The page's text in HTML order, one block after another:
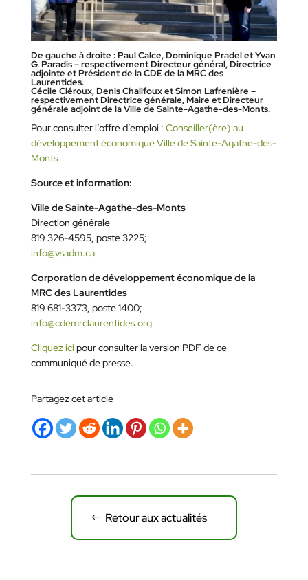
De gauche à droite : Paul Calce, Dominique Pradel et Yvan
G. Paradis – respectivement Directeur général, Directrice
adjointe et Président de la CDE de la MRC des
Laurentides.
Cécile Cléroux, Denis Chalifoux et Simon Lafrenière –
respectivement Directrice générale, Maire et Directeur
générale adjoint de la Ville de Sainte-Agathe-des-Monts.
Pour consulter l’offre d’emploi : Conseiller(ère) au
développement économique Ville de Sainte-Agathe-des-
Monts
Source et information:
Ville de Sainte-Agathe-des-Monts
Direction générale
819 326-4595, poste 3225;
info@vsadm.ca
Corporation de développement économique de la
MRC des Laurentides
819 681-3373, poste 1400;
info@cdemrclaurentides.org
Cliquez ici pour consulter la version PDF de ce
communiqué de presse.
Partagez cet article
Retour aux actualités